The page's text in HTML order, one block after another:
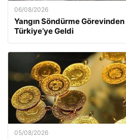
06/08/2026
Yangın Söndürme
Türkiye’ye Geldi
05/08/2026